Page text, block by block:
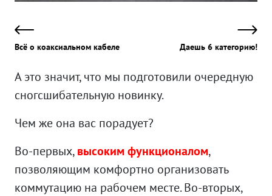
Всё о коаксиальном кабеле Даешь 6 категорию!
А это значит, что мы подготовили очередную
сногсшибательную новинку.
Чем же она вас порадует?
Во-первых,высоким функционалом,
позволяющим комфортно организовать
коммутацию на рабочем месте. Во-вторых,